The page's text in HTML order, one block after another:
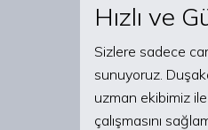
Hızlı ve
Sizlere sadece
sunuyoruz.
uzman ekibimiz
çalışmasını